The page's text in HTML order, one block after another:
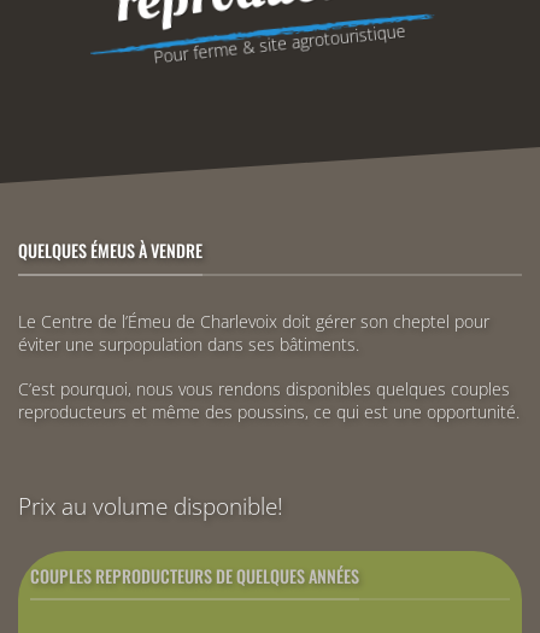
Pour ferme & site agrotouristique
QUELQUES ÉMEUS À VENDRE
Le Centre de l’Émeu de Charlevoix doit gérer son cheptel pour
éviter une surpopulation dans ses bâtiments.
C’est pourquoi, nous vous rendons disponibles quelques couples
reproducteurs et même des poussins, ce qui est une opportunité.
Prix au volume disponible!
COUPLES REPRODUCTEURS DE QUELQUES ANNÉES